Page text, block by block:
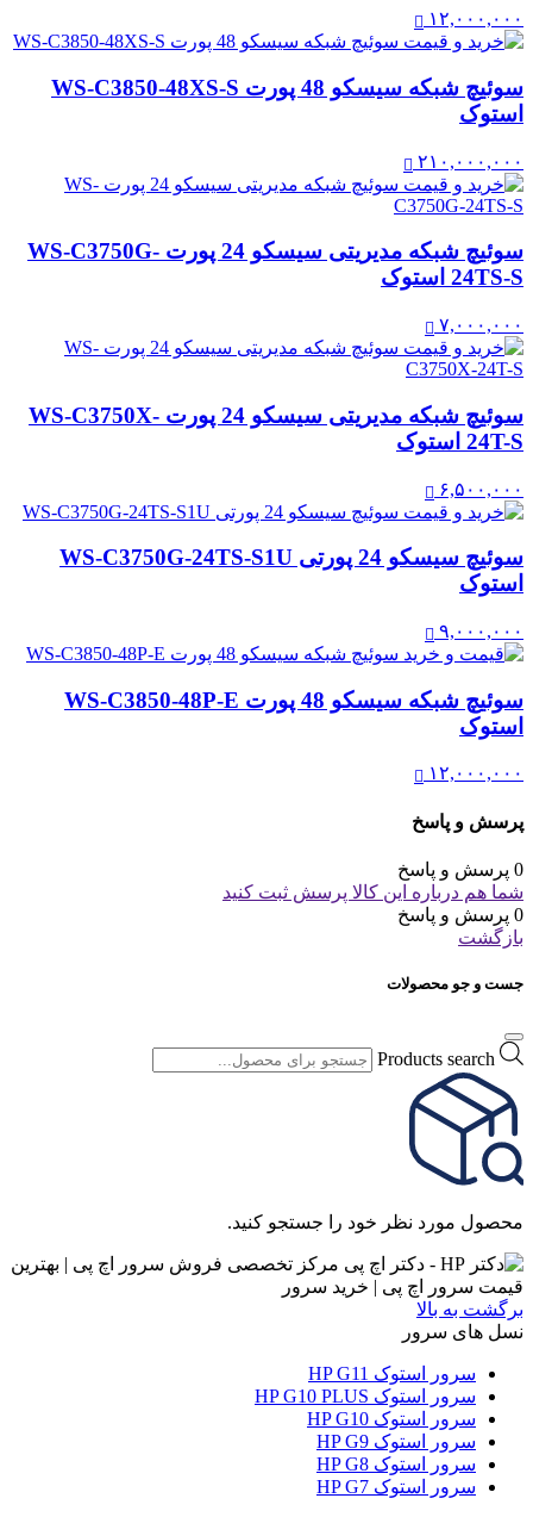
۱۲,۰۰۰,۰۰۰
سوئیچ شبکه سیسکو 48 پورت WS-C3850-48XS-S
استوک
۲۱۰,۰۰۰,۰۰۰
سوئیچ شبکه مدیریتی سیسکو 24 پورت WS-C3750G-
24TS-S استوک
۷,۰۰۰,۰۰۰
سوئیچ شبکه مدیریتی سیسکو 24 پورت WS-C3750X-
24T-S استوک
۶,۵۰۰,۰۰۰
سوئیچ سیسکو 24 پورتی WS-C3750G-24TS-S1U
استوک
۹,۰۰۰,۰۰۰
سوئیچ شبکه سیسکو 48 پورت WS-C3850-48P-E
استوک
۱۲,۰۰۰,۰۰۰
پرسش و پاسخ
0 پرسش و پاسخ
شما هم درباره این کالا پرسش ثبت کنید
0 پرسش و پاسخ
بازگشت
جست و جو محصولات
Products search
محصول مورد نظر خود را جستجو کنید.
برگشت به بالا
نسل های سرور
سرور استوک HP G11
سرور استوک HP G10 PLUS
سرور استوک HP G10
سرور استوک HP G9
سرور استوک HP G8
سرور استوک HP G7